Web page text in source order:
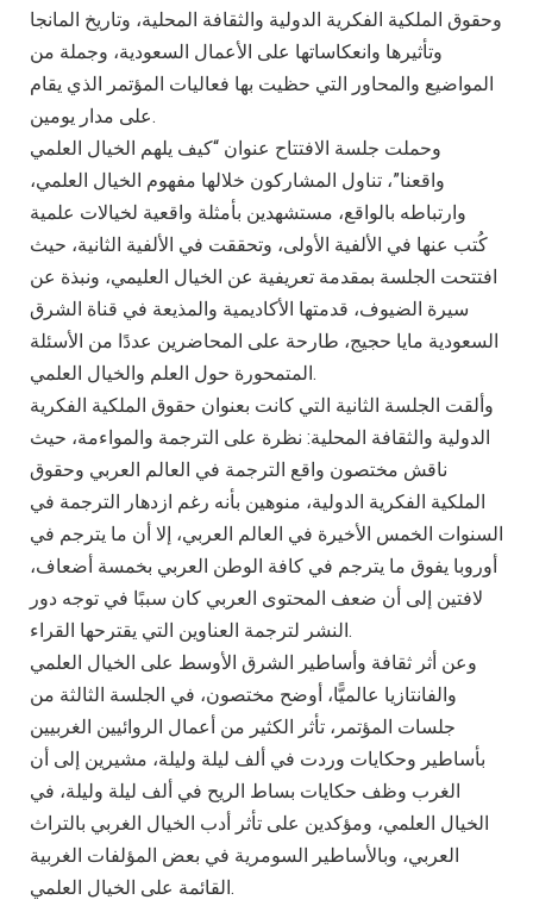
وحقوق الملكية الفكرية الدولية والثقافة المحلية، وتاريخ المانجا
وتأثيرها وانعكاساتها على الأعمال السعودية، وجملة من
المواضيع والمحاور التي حظيت بها فعاليات المؤتمر الذي يقام
على مدار يومين.
وحملت جلسة الافتتاح عنوان “كيف يلهم الخيال العلمي
واقعنا”، تناول المشاركون خلالها مفهوم الخيال العلمي،
وارتباطه بالواقع، مستشهدين بأمثلة واقعية لخيالات علمية
كُتب عنها في الألفية الأولى، وتحققت في الألفية الثانية، حيث
افتتحت الجلسة بمقدمة تعريفية عن الخيال العليمي، ونبذة عن
سيرة الضيوف، قدمتها الأكاديمية والمذيعة في قناة الشرق
السعودية مايا حجيج، طارحة على المحاضرين عددًا من الأسئلة
المتمحورة حول العلم والخيال العلمي.
وألقت الجلسة الثانية التي كانت بعنوان حقوق الملكية الفكرية
الدولية والثقافة المحلية: نظرة على الترجمة والمواءمة، حيث
ناقش مختصون واقع الترجمة في العالم العربي وحقوق
الملكية الفكرية الدولية، منوهين بأنه رغم ازدهار الترجمة في
السنوات الخمس الأخيرة في العالم العربي، إلا أن ما يترجم في
أوروبا يفوق ما يترجم في كافة الوطن العربي بخمسة أضعاف،
لافتين إلى أن ضعف المحتوى العربي كان سببًا في توجه دور
النشر لترجمة العناوين التي يقترحها القراء.
وعن أثر ثقافة وأساطير الشرق الأوسط على الخيال العلمي
والفانتازيا عالميًّا، أوضح مختصون، في الجلسة الثالثة من
جلسات المؤتمر، تأثر الكثير من أعمال الروائيين الغربيين
بأساطير وحكايات وردت في ألف ليلة وليلة، مشيرين إلى أن
الغرب وظف حكايات بساط الريح في ألف ليلة وليلة، في
الخيال العلمي، ومؤكدين على تأثر أدب الخيال الغربي بالتراث
العربي، وبالأساطير السومرية في بعض المؤلفات الغربية
القائمة على الخيال العلمي.